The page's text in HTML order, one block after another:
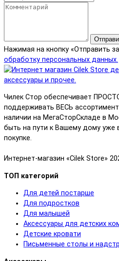
Нажимая на кнопку «Отправить
обработку персональных данных.
Чилек Стор обеспечивает
поддерживать ВЕСЬ
наличии на МегаСторСкладе в
быть на пути к Вашему дому уже
покупке.
Интернет-магазин «Cilek Store»
ТОП категорий
Для детей постарше
Для подростков
Для малышей
Аксессуары для детских
Детские кровати
Письменные столы и